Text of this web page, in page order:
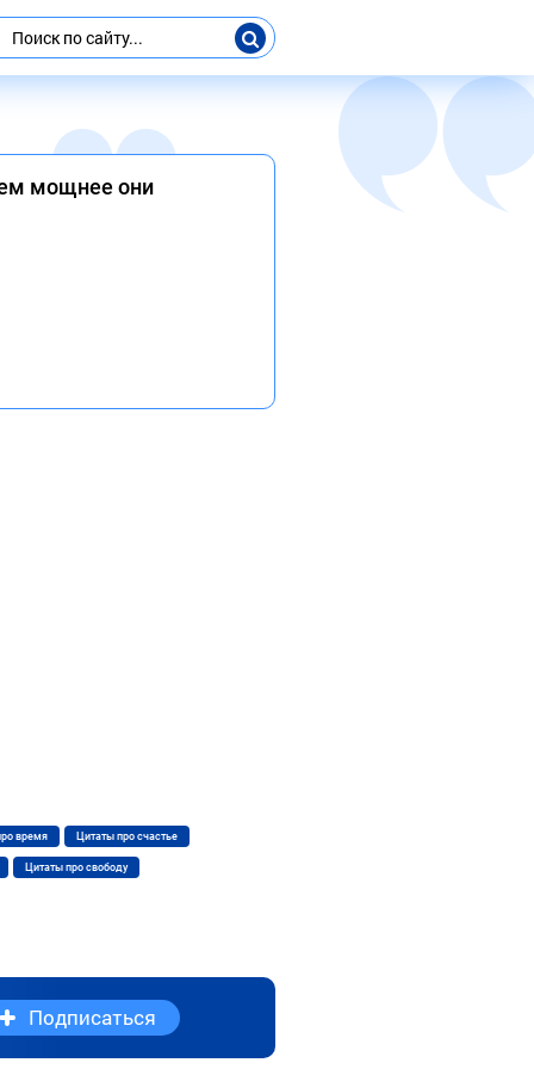
мощнее они
время Цитаты про счастье
Цитаты про свободу
Подписаться